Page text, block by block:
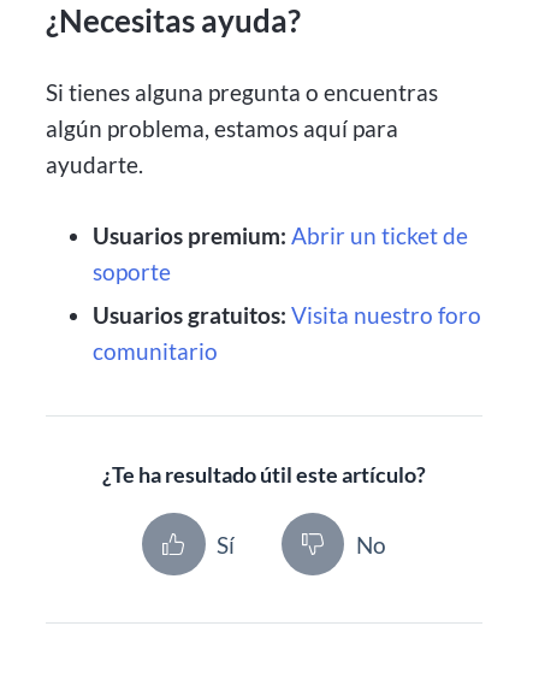
¿Necesitas ayuda?
Si tienes alguna pregunta o encuentras
algún problema, estamos aquí para
ayudarte.
Usuarios premium: Abrir un ticket de
soporte
Usuarios gratuitos: Visita nuestro foro
comunitario
¿Te ha resultado útil este artículo?
Sí No